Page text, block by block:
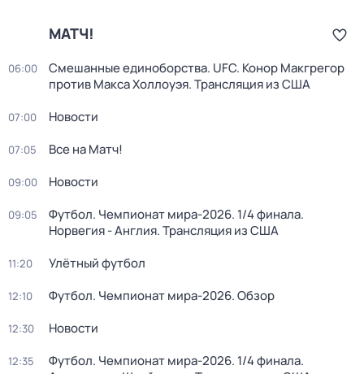
МАТЧ!
06:00
Смешанные единоборства. UFC. Конор Макгрегор
против Макса Холлоуэя. Трансляция из США
07:00 Новости
07:05 Все на Матч!
09:00 Новости
09:05
Футбол. Чемпионат мира-2026. 1/4 финала.
Норвегия - Англия. Трансляция из США
11:20 Улётный футбол
12:10 Футбол. Чемпионат мира-2026. Обзор
12:30 Новости
12:35
Футбол. Чемпионат мира-2026. 1/4 финала.